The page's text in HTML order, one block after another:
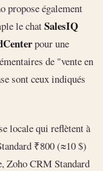
propose également
le chatSalesIQ
pour une
de "vente en
sont ceux indiqués
locale qui reflètent à
₹800 (≈10 $)
Zoho CRM Standard